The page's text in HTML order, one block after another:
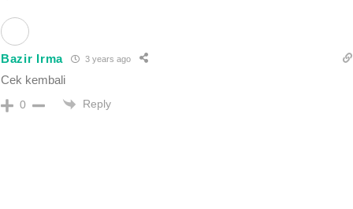
Bazir Irma 3 years ago
Cek kembali
0 Reply